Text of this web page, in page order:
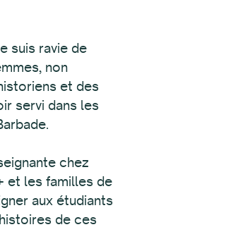
suis ravie de
non
et des
servi dans les
chez
et les familles de
aux étudiants
de ces